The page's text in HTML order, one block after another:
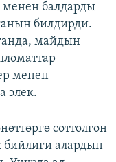
балдарды
билдирди.
майдын
менен
элек.
соттолгон
бийлиги алардын